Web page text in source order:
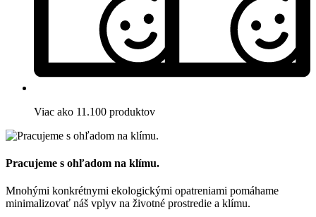
Viac ako 11.100 produktov
Pracujeme s ohľadom na klímu.
Mnohými konkrétnymi ekologickými opatreniami pomáhame
minimalizovať náš vplyv na životné prostredie a klímu.